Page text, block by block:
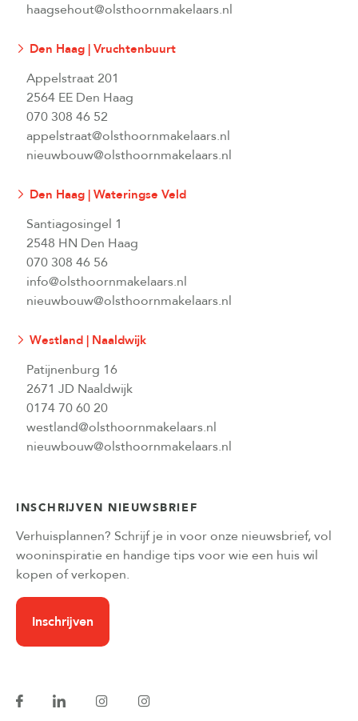
haagsehout@olsthoornmakelaars.nl
Den Haag | Vruchtenbuurt
Appelstraat 201
2564 EE Den Haag
070 308 46 52
appelstraat@olsthoornmakelaars.nl
nieuwbouw@olsthoornmakelaars.nl
Den Haag | Wateringse Veld
Santiagosingel 1
2548 HN Den Haag
070 308 46 56
info@olsthoornmakelaars.nl
nieuwbouw@olsthoornmakelaars.nl
Westland | Naaldwijk
Patijnenburg 16
2671 JD Naaldwijk
0174 70 60 20
westland@olsthoornmakelaars.nl
nieuwbouw@olsthoornmakelaars.nl
INSCHRIJVEN NIEUWSBRIEF
Verhuisplannen? Schrijf je in voor onze nieuwsbrief, vol
wooninspiratie en handige tips voor wie een huis wil
kopen of verkopen.
Inschrijven